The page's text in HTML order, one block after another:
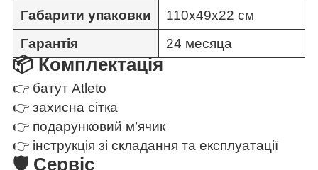
Габарити упаковки
110x49x22 см
Гарантія
24 месяца
📦 Комплектація
👉 батут Atleto
👉 захисна сітка
👉 подарунковий м’ячик
👉 інструкція зі складання та експлуатації
🛡 Сервіс